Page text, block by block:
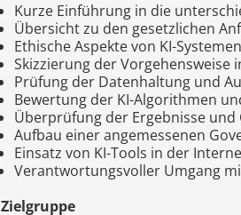
Kurze Einführung in die
Übersicht zu den gesetzlichen
Ethische Aspekte von KI-
Skizzierung der Vorgehensweise
Prüfung der Datenhaltung und
Bewertung der KI-Algorithmen
Überprüfung der Ergebnisse und
Aufbau einer angemessenen
Einsatz von KI-Tools in der
Verantwortungsvoller Umgang
Zielgruppe